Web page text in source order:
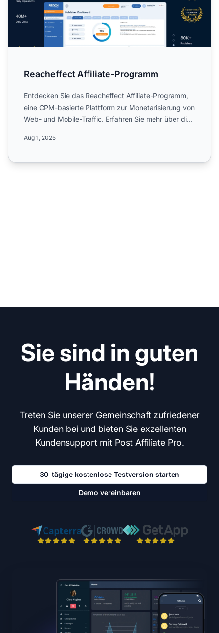
Reacheffect Affiliate-Programm
Entdecken Sie das Reacheffect Affiliate-Programm,
eine CPM-basierte Plattform zur Monetarisierung von
Web- und Mobile-Traffic. Erfahren Sie mehr über die
Aug 1, 2025
Sie sind in guten
Händen!
Treten Sie unserer Gemeinschaft zufriedener
Kunden bei und bieten Sie exzellenten
Kundensupport mit Post Affiliate Pro.
30-tägige kostenlose Testversion starten
Demo vereinbaren